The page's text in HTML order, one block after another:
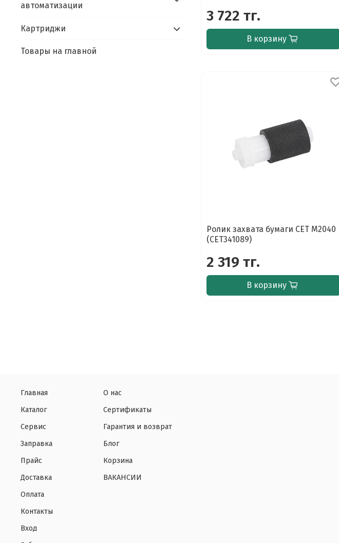
3 722 тг.
В корзину
Ролик захвата бумаги CET M2040
(CET341089)
2 319 тг.
В корзину
автоматизации
Картриджи
Товары на главной
Главная
Каталог
Сервис
Заправка
Прайс
Доставка
Оплата
Контакты
Вход
О нас
Сертификаты
Гарантия и возврат
Блог
Корзина
ВАКАНСИИ